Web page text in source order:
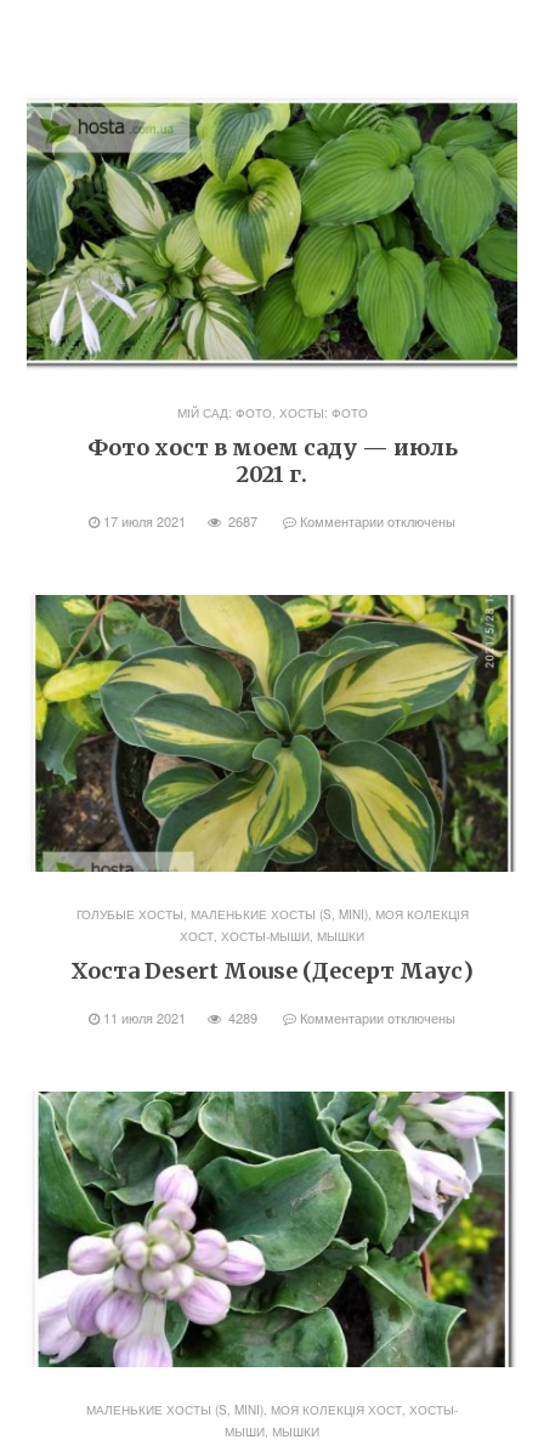
МІЙ САД: ФОТО, ХОСТЫ: ФОТО
Фото хост в моем саду — июль
2021 г.
17 июля 2021 2687 Комментарииотключены
ГОЛУБЫЕ ХОСТЫ МАЛЕНЬКИЕ ХОСТЫ (S, MINI), МОЯ КОЛЕКЦІЯ
ХОСТ ХОСТЫ-МЫШИ, МЫШКИ
Хоста Desert Mouse (Десерт Маус)
11 июля 2021 4289 Комментарииотключены
МАЛЕНЬКИЕ ХОСТЫ (S, MINI), МОЯ КОЛЕКЦІЯ ХОСТ, ХОСТЫ-
МЫШИ, МЫШКИ